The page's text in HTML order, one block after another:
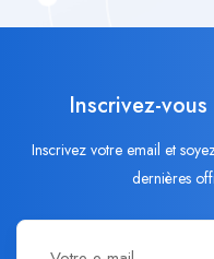
Inscrivez-
Inscrivez votre email et
dernières